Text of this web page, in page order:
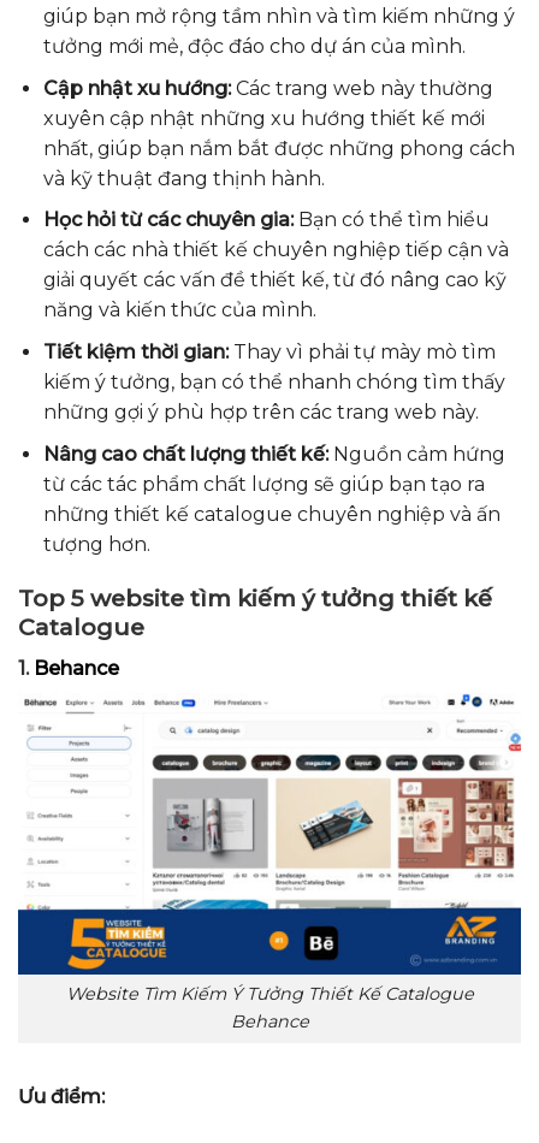
giúp bạn mở rộng tầm nhìn và tìm kiếm những ý
tưởng mới mẻ, độc đáo cho dự án của mình.
Cập nhật xu hướng:Các trang web này thường
xuyên cập nhật những xu hướng thiết kế mới
nhất, giúp bạn nắm bắt được những phong cách
và kỹ thuật đang thịnh hành.
Học hỏi từ các chuyên gia:Bạn có thể tìm hiểu
cách các nhà thiết kế chuyên nghiệp tiếp cận và
giải quyết các vấn đề thiết kế, từ đó nâng cao kỹ
năng và kiến thức của mình.
Tiết kiệm thời gian:Thay vì phải tự mày mò tìm
kiếm ý tưởng, bạn có thể nhanh chóng tìm thấy
những gợi ý phù hợp trên các trang web này.
Nâng cao chất lượng thiết kế:Nguồn cảm hứng
từ các tác phẩm chất lượng sẽ giúp bạn tạo ra
những thiết kế catalogue chuyên nghiệp và ấn
tượng hơn.
Top 5 website tìm kiếm ý tưởng thiết kế
Catalogue
1. Behance
Website Tìm Kiếm Ý Tưởng Thiết Kế Catalogue
Behance
Ưu điểm: